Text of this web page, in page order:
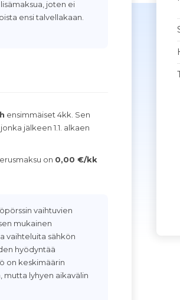
joten ei
ensi talvellakaan.
ensimmäiset 4kk. Sen
jälkeen 1.1. alkaen
on 0,00 €/kk
vaihtuvien
mukainen
vaihteluita sähkön
hyödyntää
on keskimäärin
mutta lyhyen aikavälin